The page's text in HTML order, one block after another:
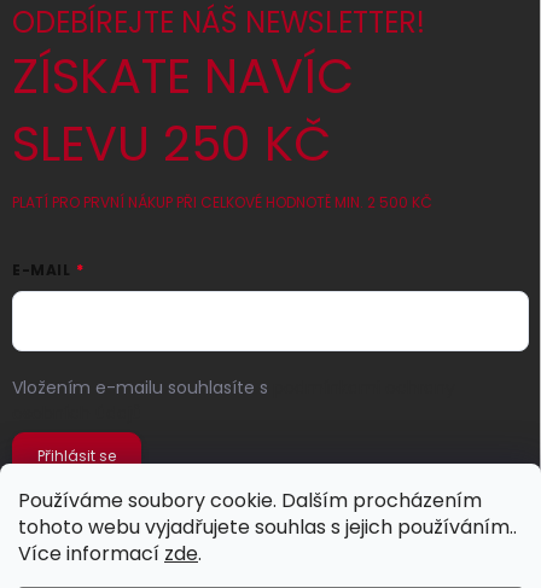
Používáme soubory cookie. Dalším procházením
tohoto webu vyjadřujete souhlas s jejich používáním..
Více informací zde.
ODEBÍREJTE NÁŠ NEWSLETTER!
ZÍSKATE NAVÍC
SLEVU 250 KČ
PLATÍ PRO PRVNÍ NÁKUP PŘI CELKOVÉ HODNOTĚ MIN. 2 500 KČ
E-MAIL
Vložením e-mailu souhlasíte s
Přihlásit se